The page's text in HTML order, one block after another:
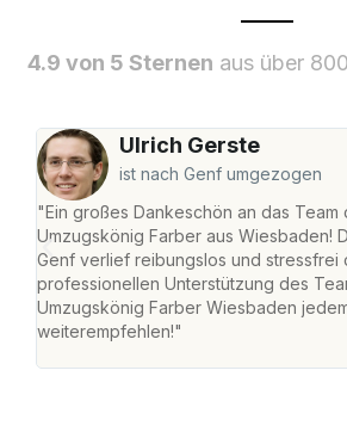
4.9 von 5 Sternen aus über
Ulrich Gerste
ist nach Genf umgezogen
"Ein großes Dankeschön an das Team
Umzugskönig Farber aus Wiesbaden!
Genf verlief reibungslos und stressfrei
professionellen Unterstützung des
Umzugskönig Farber Wiesbaden
weiterempfehlen!"